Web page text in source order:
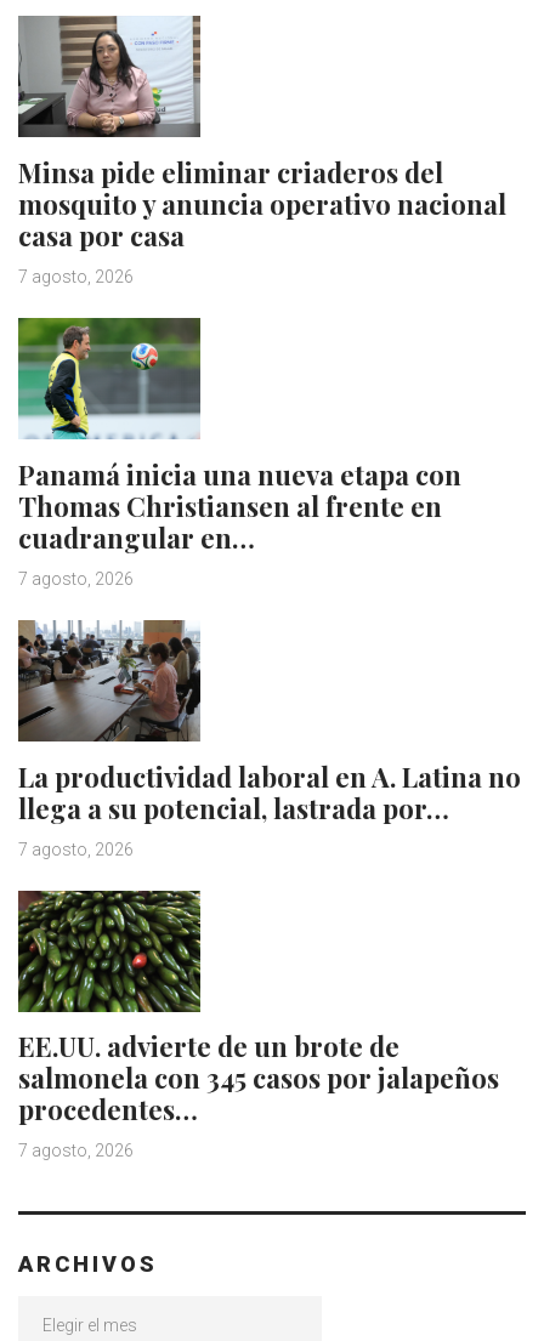
Minsa pide eliminar criaderos del
mosquito y anuncia operativo nacional
casa por casa
7 agosto, 2026
Panamá inicia una nueva etapa con
Thomas Christiansen al frente en
cuadrangular en…
7 agosto, 2026
La productividad laboral en A. Latina no
llega a su potencial, lastrada por…
7 agosto, 2026
EE.UU. advierte de un brote de
salmonela con 345 casos por jalapeños
procedentes…
7 agosto, 2026
ARCHIVOS